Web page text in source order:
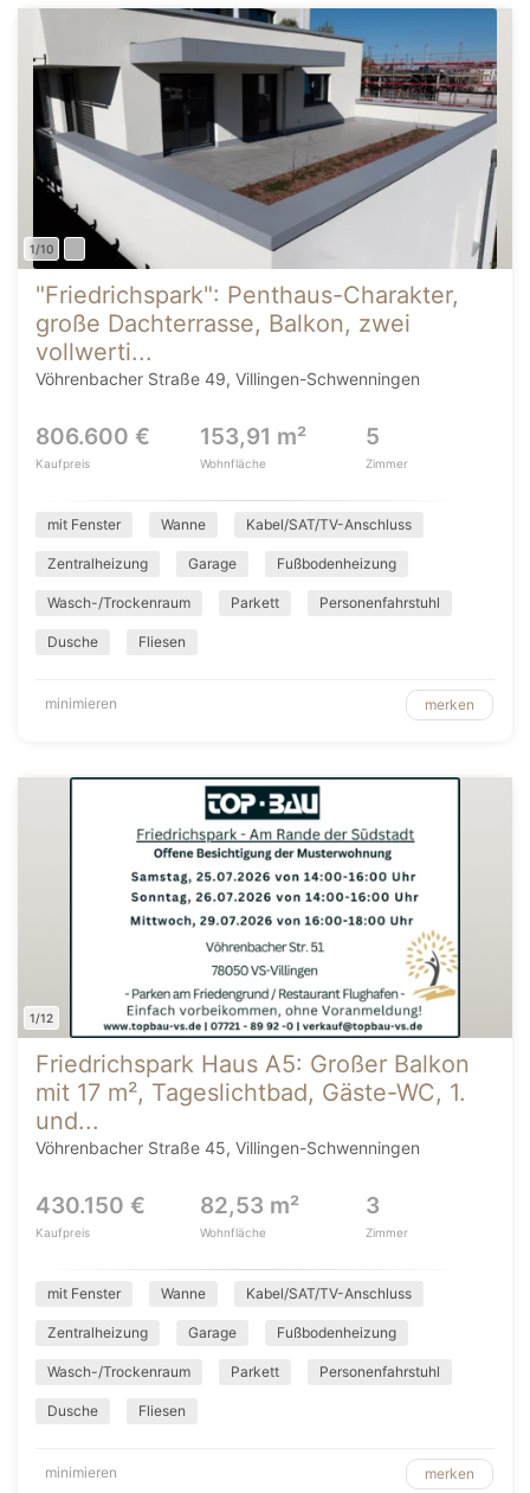
1/10
"Friedrichspark": Penthaus-Charakter,
große Dachterrasse, Balkon, zwei
vollwerti...
Vöhrenbacher Straße 49, Villingen-Schwenningen
806.600 €
Kaufpreis
153,91 m²
Wohnfläche
5
Zimmer
mit Fenster Wanne Kabel/SAT/TV-Anschluss
Zentralheizung Garage Fußbodenheizung
Wasch-/Trockenraum Parkett Personenfahrstuhl
Dusche Fliesen
minimieren merken
1/12
Friedrichspark Haus A5: Großer Balkon
mit 17 m², Tageslichtbad, Gäste-WC, 1.
und...
Vöhrenbacher Straße 45, Villingen-Schwenningen
430.150 €
Kaufpreis
82,53 m²
Wohnfläche
3
Zimmer
mit Fenster Wanne Kabel/SAT/TV-Anschluss
Zentralheizung Garage Fußbodenheizung
Wasch-/Trockenraum Parkett Personenfahrstuhl
Dusche Fliesen
minimieren merken